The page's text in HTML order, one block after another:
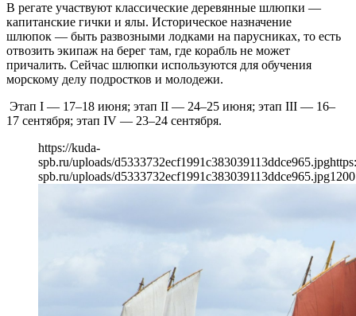
В регате участвуют классические деревянные шлюпки —
капитанские гички и ялы. Историческое назначение
шлюпок — быть развозными лодками на парусниках, то есть
отвозить экипаж на берег там, где корабль не может
причалить. Сейчас шлюпки используются для обучения
морскому делу подростков и молодежи.
Этап I — 17–18 июня; этап II — 24–25 июня; этап III — 16–
17 сентября; этап IV — 23–24 сентября.
https://kuda-
spb.ru/uploads/d5333732ecf1991c383039113ddce965.jpg
spb.ru/uploads/d5333732ecf1991c383039113ddce965.jpg1200